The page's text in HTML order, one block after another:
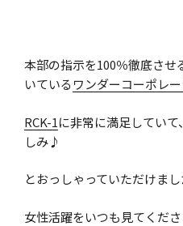
本部の指示を100％徹底させ
いているワンダーコーポレ
RCK-1に非常に満足してい
しみ♪
とおっしゃっていただけまし
女性活躍をいつも見てくだ